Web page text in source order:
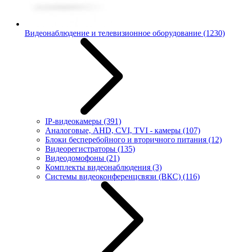
Видеонаблюдение и телевизионное оборудование (1230)
IP-видеокамеры (391)
Аналоговые, AHD, CVI, TVI - камеры (107)
Блоки бесперебойного и вторичного питания (12)
Видеорегистраторы (135)
Видеодомофоны (21)
Комплекты видеонаблюдения (3)
Системы видеоконференцсвязи (ВКС) (116)